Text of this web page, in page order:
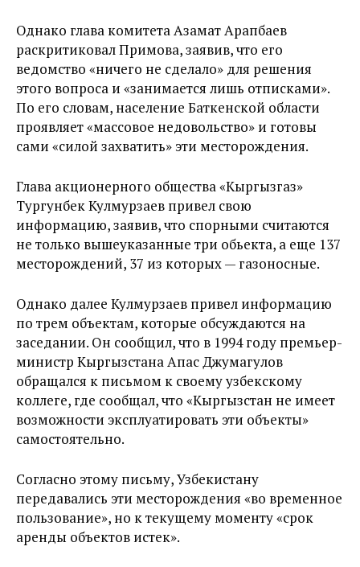
Однако глава комитета Азамат Арапбаев
раскритиковал Примова, заявив, что его
ведомство «ничего не сделало» для решения
этого вопроса и «занимается лишь отписками».
По его словам, население Баткенской области
проявляет «массовое недовольство» и готовы
сами «силой захватить» эти месторождения.
Глава акционерного общества «Кыргызгаз»
Тургунбек Кулмурзаев привел свою
информацию, заявив, что спорными считаются
не только вышеуказанные три обьекта, а еще 137
месторождений, 37 из которых — газоносные.
Однако далее Кулмурзаев привел информацию
по трем объектам, которые обсуждаются на
заседании. Он сообщил, что в 1994 году премьер-
министр Кыргызстана Апас Джумагулов
обращался к письмом к своему узбекскому
коллеге, где сообщал, что «Кыргызстан не имеет
возможности эксплуатировать эти объекты»
самостоятельно.
Согласно этому письму, Узбекистану
передавались эти месторождения «во временное
пользование», но к текущему моменту «срок
аренды объектов истек».